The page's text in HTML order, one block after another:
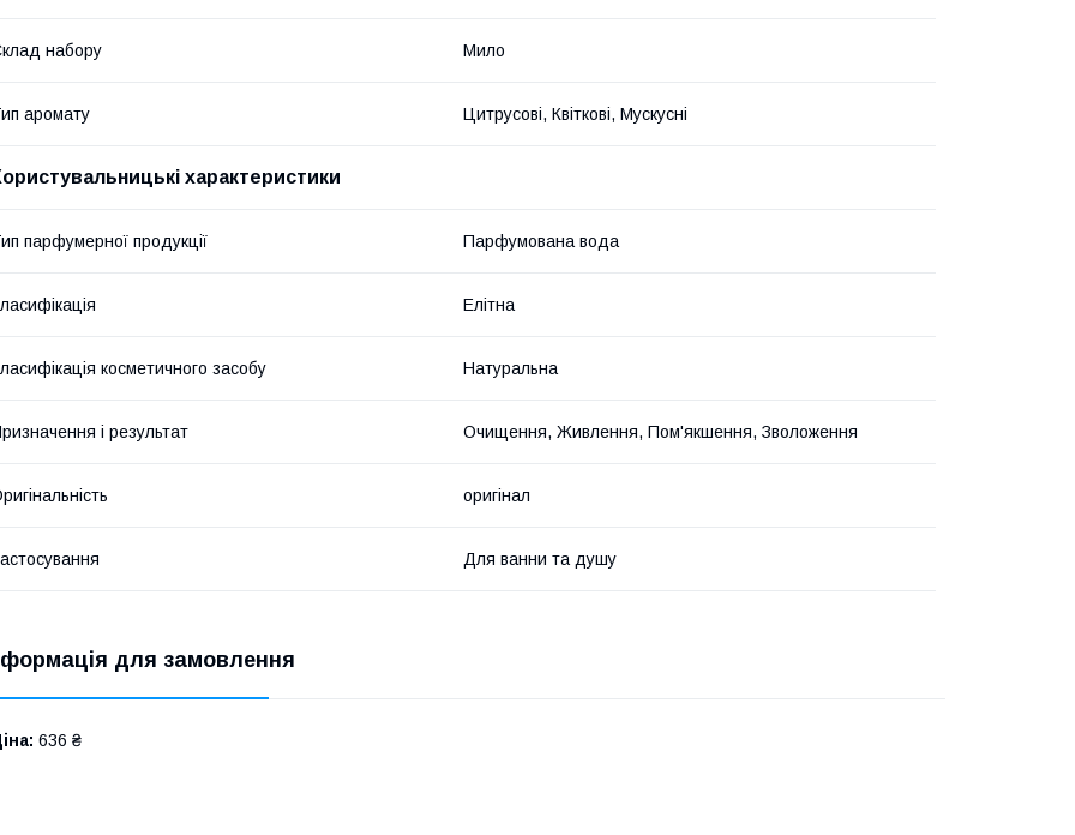
набору Мило
аромату Цитрусові, Квіткові, Мускусні
характеристики
парфумерної продукції Парфумована вода
Елітна
косметичного засобу Натуральна
і результат Очищення, Живлення, Пом'якшення, Зволоження
оригінал
Для ванни та душу
для замовлення
636 ₴